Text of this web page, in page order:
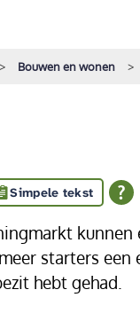
Bouwen en wonen
Simpele tekst
starters
hebt gehad.